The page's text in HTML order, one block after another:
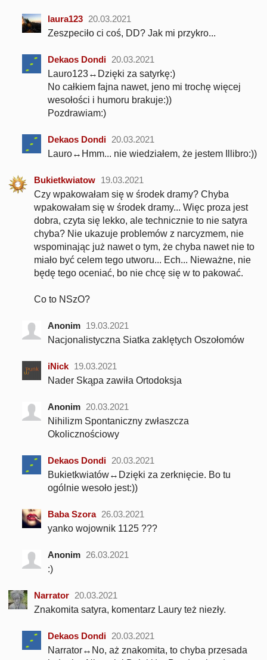
laura123 20.03.2021
Zeszpeciło ci coś, DD? Jak mi przykro...
Dekaos Dondi 20.03.2021
Lauro123↔Dzięki za satyrkę:)
No całkiem fajna nawet, jeno mi trochę więcej
wesołości i humoru brakuje:))
Pozdrawiam:)
Dekaos Dondi 20.03.2021
Lauro↔Hmm... nie wiedziałem, że jestem Illibro:))
Bukietkwiatow 19.03.2021
Czy wpakowałam się w środek dramy? Chyba
wpakowałam się w środek dramy... Więc proza jest
dobra, czyta się lekko, ale technicznie to nie satyra
chyba? Nie ukazuje problemów z narcyzmem, nie
wspominając już nawet o tym, że chyba nawet nie to
miało być celem tego utworu... Ech... Nieważne, nie
będę tego oceniać, bo nie chcę się w to pakować.
Co to NSzO?
Anonim 19.03.2021
Nacjonalistyczna Siatka zaklętych Oszołomów
iNick 19.03.2021
Nader Skąpa zawiła Ortodoksja
Anonim 20.03.2021
Nihilizm Spontaniczny zwłaszcza
Okolicznościowy
Dekaos Dondi 20.03.2021
Bukietkwiatów↔Dzięki za zerknięcie. Bo tu
ogólnie wesoło jest:))
Baba Szora 26.03.2021
yanko wojownik 1125 ???
Anonim 26.03.2021
:)
Narrator 20.03.2021
Znakomita satyra, komentarz Laury też niezły.
Dekaos Dondi 20.03.2021
Narrator↔No, aż znakomita, to chyba przesada